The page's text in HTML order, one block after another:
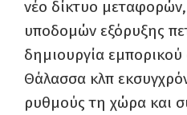
νέο δίκτυο
υποδομών εξόρυξης
δημιουργία
Θάλασσα κλπ
ρυθμούς τη χώρα και